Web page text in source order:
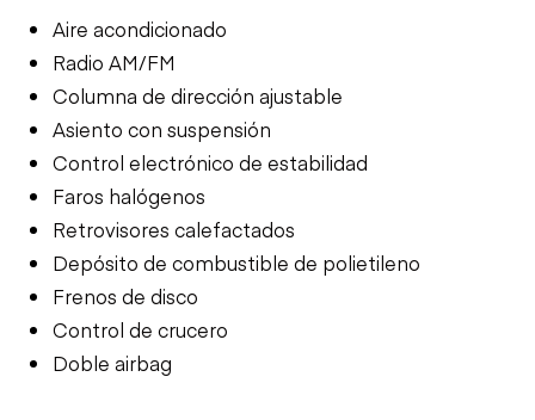
Aire acondicionado
Radio AM/FM
Columna de dirección ajustable
Asiento con suspensión
Control electrónico de estabilidad
Faros halógenos
Retrovisores calefactados
Depósito de combustible de polietileno
Frenos de disco
Control de crucero
Doble airbag